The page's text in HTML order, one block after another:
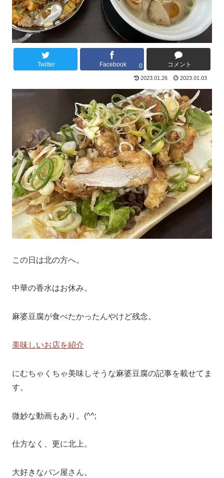
Twitter Facebook 0 コメント
2023.01.26 2023.01.03
この日は北の方へ。
中華の香水はお休み。
麻婆豆腐が食べたかったんやけど残念。
美味しいお店を紹介
にむちゃくちゃ美味しそうな麻婆豆腐の記事を載せてま
す。
微妙な動画もあり。(^^;
仕方なく、更に北上。
大好きなパン屋さん。